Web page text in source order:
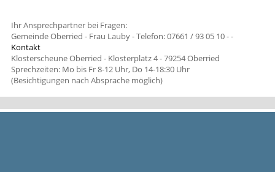
Ihr Ansprechpartner bei Fragen:
Gemeinde Oberried - Frau Lauby - Telefon: 07661 / 93 05 10 --
Kontakt
Klosterscheune Oberried - Klosterplatz 4 - 79254 Oberried
Sprechzeiten: Mo bis Fr 8-12 Uhr, Do 14-18:30 Uhr
(Besichtigungen nach Absprache möglich)